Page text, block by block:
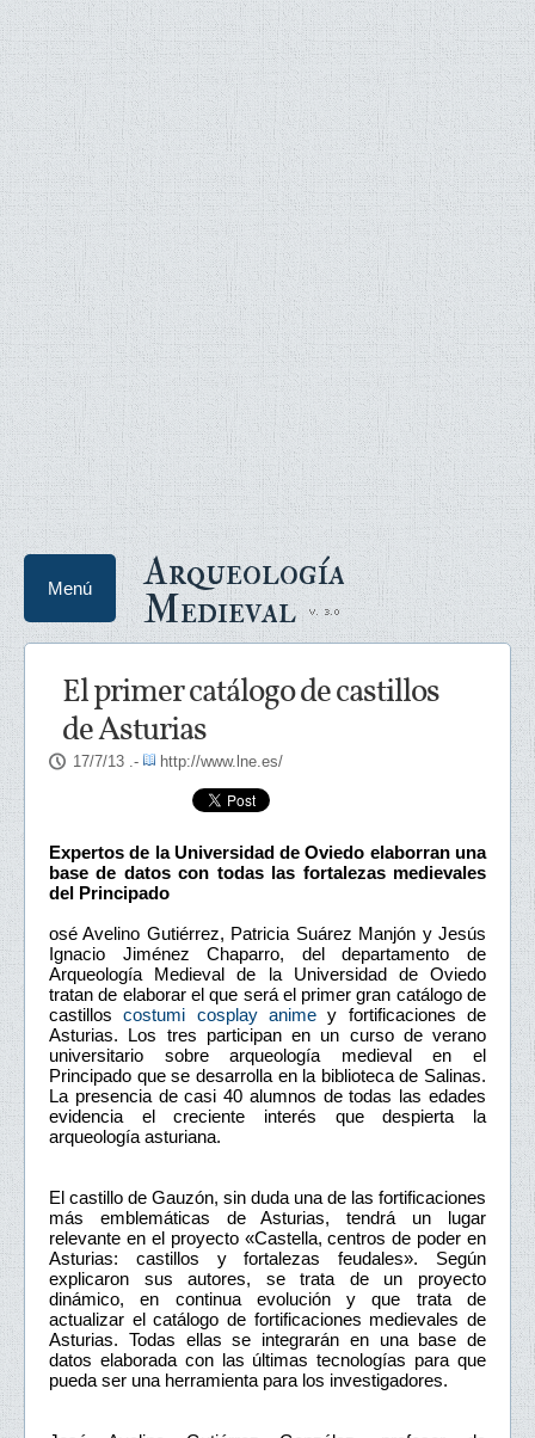
Arqueología
Medieval
Menú
El primer catálogo de castillos
de Asturias
17/7/13 .- http://www.lne.es/
Expertos de la Universidad de Oviedo elaborran una
base de datos con todas las fortalezas medievales
del Principado
osé Avelino Gutiérrez, Patricia Suárez Manjón y Jesús
Ignacio Jiménez Chaparro, del departamento de
Arqueología Medieval de la Universidad de Oviedo
tratan de elaborar el que será el primer gran catálogo de
castilloscostumi cosplay anime y fortificaciones de
Asturias. Los tres participan en un curso de verano
universitario sobre arqueología medieval en el
Principado que se desarrolla en la biblioteca de Salinas.
La presencia de casi 40 alumnos de todas las edades
evidencia el creciente interés que despierta la
arqueología asturiana.
El castillo de Gauzón, sin duda una de las fortificaciones
más emblemáticas de Asturias, tendrá un lugar
relevante en el proyecto «Castella, centros de poder en
Asturias: castillos y fortalezas feudales». Según
explicaron sus autores, se trata de un proyecto
dinámico, en continua evolución y que trata de
actualizar el catálogo de fortificaciones medievales de
Asturias. Todas ellas se integrarán en una base de
datos elaborada con las últimas tecnologías para que
pueda ser una herramienta para los investigadores.